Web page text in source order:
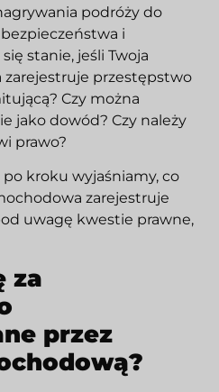
podróży do
i
stanie, jeśli Twoja
zarejestruje przestępstwo
Czy można
jako dowód? Czy należy
prawo?
kroku wyjaśniamy, co
zarejestruje
uwagę kwestie prawne,
za
przez